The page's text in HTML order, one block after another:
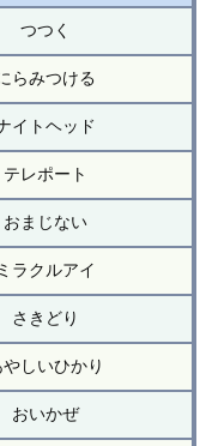
つつく
らみつける
イトヘッド
テレポート
おまじない
ミラクルアイ
さきどり
やしいひかり
おいかぜ